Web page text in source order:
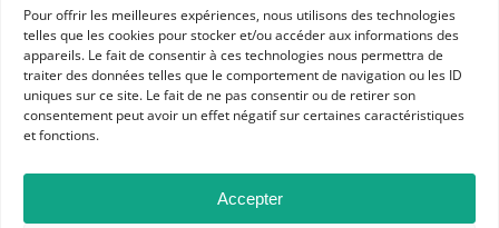
Pour offrir les meilleures expériences, nous utilisons des technologies
telles que les cookies pour stocker et/ou accéder aux informations des
appareils. Le fait de consentir à ces technologies nous permettra de
traiter des données telles que le comportement de navigation ou les ID
uniques sur ce site. Le fait de ne pas consentir ou de retirer son
consentement peut avoir un effet négatif sur certaines caractéristiques
et fonctions.
Accepter
APHG
Association des professeurs d'histoire et géographie
BP 6541 – 75065 Paris Cedex 02